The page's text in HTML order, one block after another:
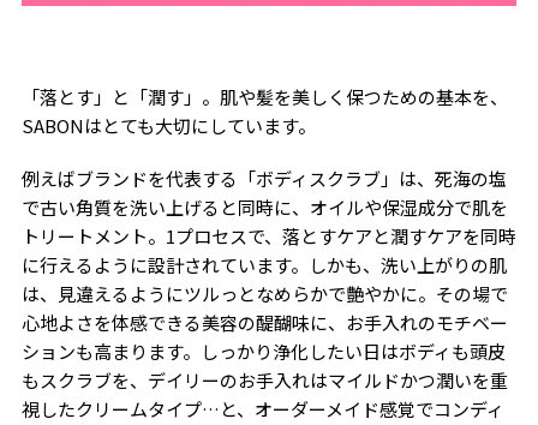
「落とす」と「潤す」。肌や髪を美しく保つための基本を、
SABONはとても大切にしています。
例えばブランドを代表する「ボディスクラブ」は、死海の塩
で古い角質を洗い上げると同時に、オイルや保湿成分で肌を
トリートメント。1プロセスで、落とすケアと潤すケアを同時
に行えるように設計されています。しかも、洗い上がりの肌
は、見違えるようにツルっとなめらかで艶やかに。その場で
心地よさを体感できる美容の醍醐味に、お手入れのモチベー
ションも高まります。しっかり浄化したい日はボディも頭皮
もスクラブを、デイリーのお手入れはマイルドかつ潤いを重
視したクリームタイプ…と、オーダーメイド感覚でコンディ